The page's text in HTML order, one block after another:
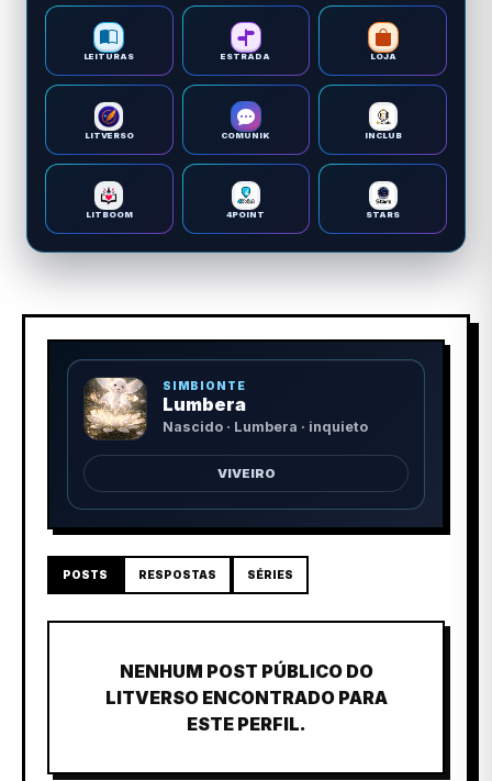
LEITURAS ESTRADA LOJA
LITVERSO COMUNIK INCLUB
LITBOOM 4POINT STARS
SIMBIONTE
Lumbera
Nascido · Lumbera · inquieto
VIVEIRO
POSTS RESPOSTAS SÉRIES
NENHUM POST PÚBLICO DO
LITVERSO ENCONTRADO PARA
ESTE PERFIL.